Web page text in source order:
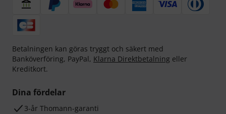
Betalningen kan göras tryggt och säkert med
Banköverföring, PayPal, Klarna Direktbetalning eller
Kreditkort.
Dina fördelar
3-år Thomann-garanti